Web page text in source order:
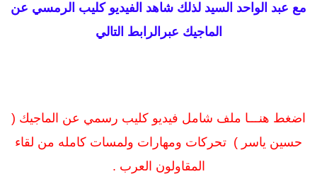
مع عبد الواحد السيد لذلك شاهد الفيديو كليب الرمسي عن
الماجيك عبرالرابط التالي
اضغط هنـــا ملف شامل فيديو كليب رسمي عن الماجيك (
حسين ياسر ) تحركات ومهارات ولمسات كامله من لقاء
المقاولون العرب .